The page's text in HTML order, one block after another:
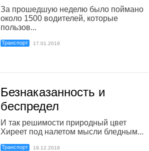
За прошедшую неделю было поймано
около 1500 водителей, которые
пользов...
Транспорт 17.01.2019
Безнаказанность и
беспредел
И так решимости природный цвет
Хиреет под налетом мысли бледным...
Транспорт 19.12.2018